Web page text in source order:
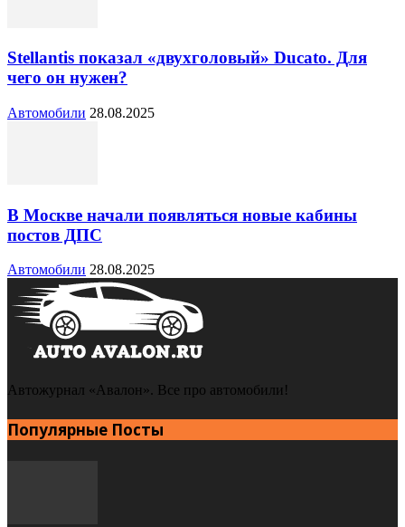
Stellantis показал «двухголовый» Ducato. Для
чего он нужен?
Автомобили 28.08.2025
В Москве начали появляться новые кабины
постов ДПС
Автомобили 28.08.2025
Автожурнал «Авалон». Все про автомобили!
Популярные Посты